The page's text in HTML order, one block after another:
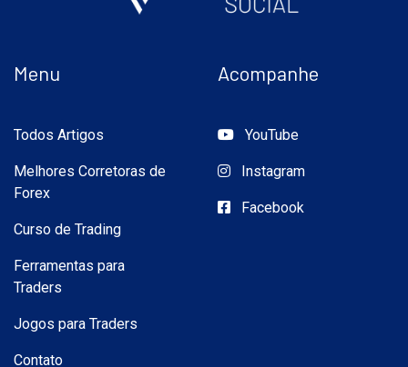
Menu
Todos Artigos
Melhores Corretoras de
Forex
Curso de Trading
Ferramentas para
Traders
Jogos para Traders
Contato
Acompanhe
YouTube
Instagram
Facebook